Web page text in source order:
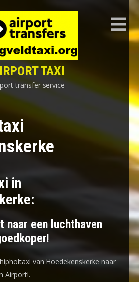
TAXI
transfer service
in
naar een luchthaven
van Hoedekenskerke naar
Airport!.